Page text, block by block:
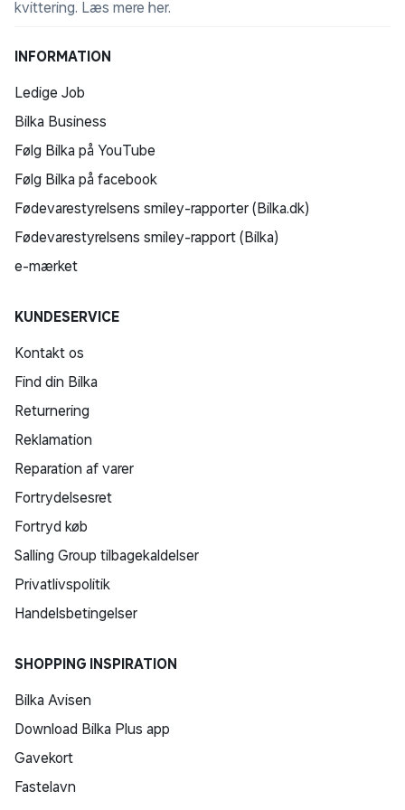
Hele 10 års garanti
mange støttepunkter til en særdeles god
understøtning af kroppen og medvirker til en naturlig
produceres i Thy i Nordvestjylland og bygger på mere
end 70 års erfaring indenfor sengeproduktion. Dermed
inkluderer den også 10 års garanti mod fjederbrud.
kvittering. Læs mere her.
INFORMATION
Ledige Job
Bilka Business
Følg Bilka på YouTube
Følg Bilka på facebook
Fødevarestyrelsens smiley-rapporter (Bilka.dk)
Fødevarestyrelsens smiley-rapport (Bilka)
e-mærket
KUNDESERVICE
Kontakt os
Find din Bilka
Returnering
Reklamation
Reparation af varer
Fortrydelsesret
Fortryd køb
Salling Group tilbagekaldelser
Privatlivspolitik
Handelsbetingelser
SHOPPING INSPIRATION
Bilka Avisen
Download Bilka Plus app
Gavekort
Fastelavn